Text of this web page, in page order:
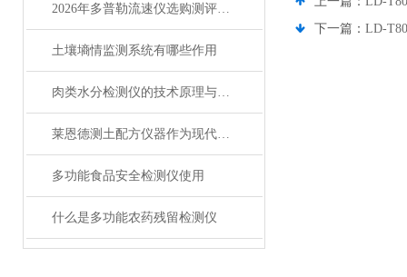
2026年多普勒流速仪选购测评：国际品牌与莱恩德对标
土壤墒情监测系统有哪些作用
肉类水分检测仪的技术原理与设备特性
莱恩德测土配方仪器作为现代农业的重要工具
多功能食品安全检测仪使用
什么是多功能农药残留检测仪
下一篇： LD-